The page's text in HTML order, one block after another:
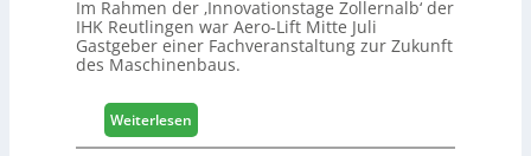
r
t
Z
u
k
n
Im Rahmen der ‚Innovationstage Zollernalb‘ der
IHK Reutlingen war Aero-Lift Mitte Juli
Gastgeber einer Fachveranstaltung zur Zukunft
des Maschinenbaus.
Weiterlesen
M